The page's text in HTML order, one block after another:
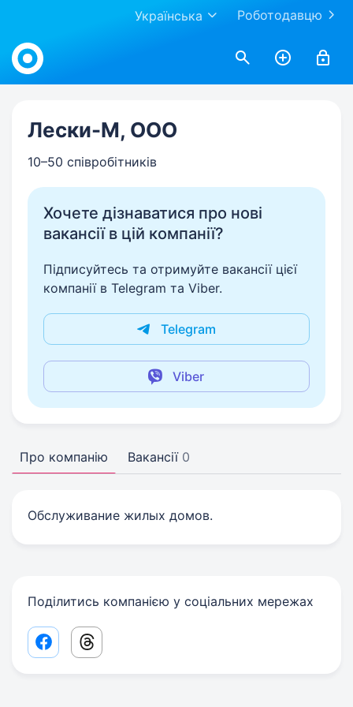
Роботодавцю
Українська
Work.ua
Лески-М, ООО
10–50 співробітників
Хочете дізнаватися про нові
вакансії в цій компанії?
Підписуйтесь та отримуйте вакансії цієї
компанії в Telegram та Viber.
Telegram
Viber
Про компанію Вакансії 0
Обслуживание жилых домов.
Поділитись компанією у соціальних мережах
Facebook share link
Threads share link